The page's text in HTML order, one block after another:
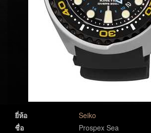
ยี่ห้อ
Seiko
ชื่อ
Prospex Sea